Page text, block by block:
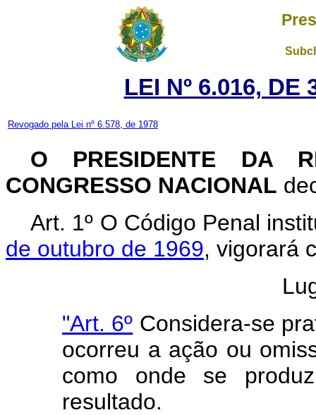
LEI Nº 6.016, DE
Revogado pela Lei nº 6.578, de 1978
O PRESIDENTE DA
CONGRESSO NACIONAL
Art. 1º O Código Penal
de outubro de 1969, vigorará
"Art. 6º Considera-se
ocorreu a ação ou
como onde se
resultado.